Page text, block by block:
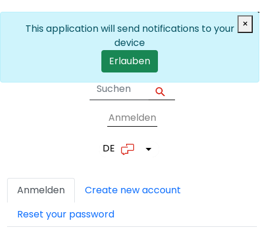
User account
Anmelden
DE List additional actions
Primäre Reiter
Anmelden
Create new account
Reset your password
×
This application will send notifications to your
device
Erlauben